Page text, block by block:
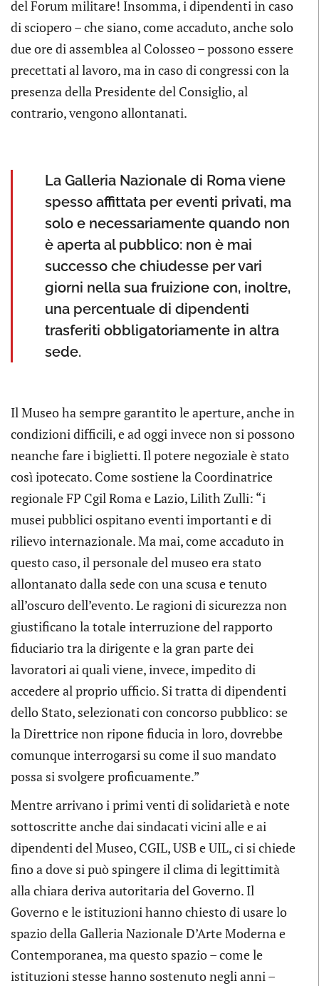
del Forum militare! Insomma, i dipendenti in caso
di sciopero – che siano, come accaduto, anche solo
due ore di assemblea al Colosseo – possono essere
precettati al lavoro, ma in caso di congressi con la
presenza della Presidente del Consiglio, al
contrario, vengono allontanati.
La Galleria Nazionale di Roma viene
spesso affittata per eventi privati, ma
solo e necessariamente quando non
è aperta al pubblico: non è mai
successo che chiudesse per vari
giorni nella sua fruizione con, inoltre,
una percentuale di dipendenti
trasferiti obbligatoriamente in altra
sede.
Il Museo ha sempre garantito le aperture, anche in
condizioni difficili, e ad oggi invece non si possono
neanche fare i biglietti. Il potere negoziale è stato
così ipotecato. Come sostiene la Coordinatrice
regionale FP Cgil Roma e Lazio, Lilith Zulli: “i
musei pubblici ospitano eventi importanti e di
rilievo internazionale. Ma mai, come accaduto in
questo caso, il personale del museo era stato
allontanato dalla sede con una scusa e tenuto
all’oscuro dell’evento. Le ragioni di sicurezza non
giustificano la totale interruzione del rapporto
fiduciario tra la dirigente e la gran parte dei
lavoratori ai quali viene, invece, impedito di
accedere al proprio ufficio. Si tratta di dipendenti
dello Stato, selezionati con concorso pubblico: se
la Direttrice non ripone fiducia in loro, dovrebbe
comunque interrogarsi su come il suo mandato
possa si svolgere proficuamente.”
Mentre arrivano i primi venti di solidarietà e note
sottoscritte anche dai sindacati vicini alle e ai
dipendenti del Museo, CGIL, USB e UIL, ci si chiede
fino a dove si può spingere il clima di legittimità
alla chiara deriva autoritaria del Governo. Il
Governo e le istituzioni hanno chiesto di usare lo
spazio della Galleria Nazionale D’Arte Moderna e
Contemporanea, ma questo spazio – come le
istituzioni stesse hanno sostenuto negli anni –